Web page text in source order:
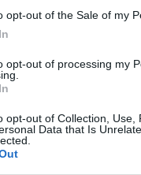
opt-out of the Sale of my
opt-out of processing my
opt-out of Collection,
Data that Is
no jugó en Copa del
defensa junto con
tal como confirmó
y Joao Félix podría